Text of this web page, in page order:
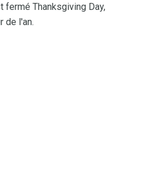
fermé Thanksgiving Day,
de l'an.